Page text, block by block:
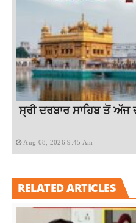
ਸ੍ਰੀ ਦਰਬਾਰ ਸਾਹਿਬ ਤੋਂ ਅੱਜ
Aug 08, 2026 9:45 Am
RELATED ARTICLES